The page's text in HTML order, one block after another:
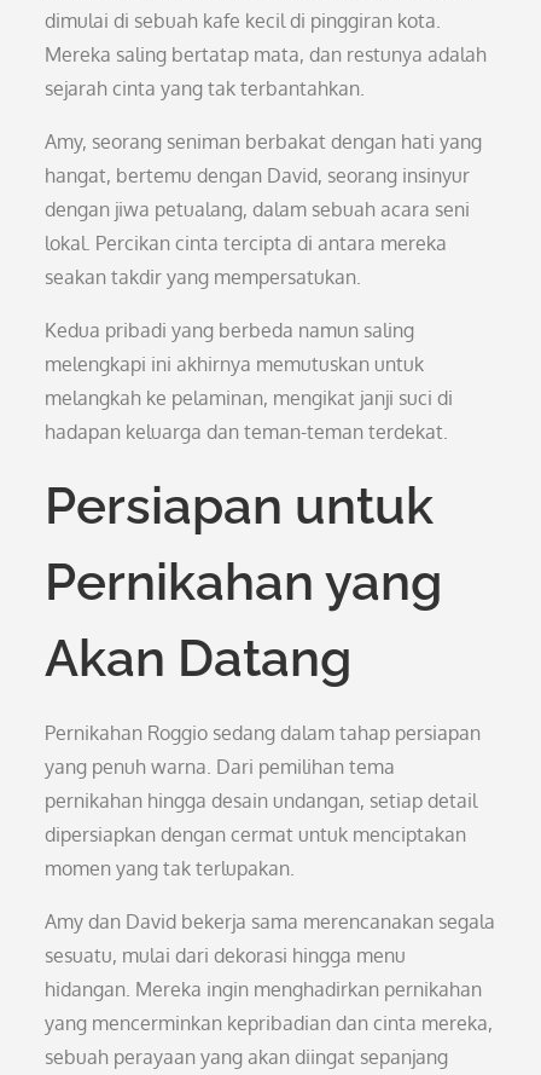
dimulai di sebuah kafe kecil di pinggiran kota.
Mereka saling bertatap mata, dan restunya adalah
sejarah cinta yang tak terbantahkan.
Amy, seorang seniman berbakat dengan hati yang
hangat, bertemu dengan David, seorang insinyur
dengan jiwa petualang, dalam sebuah acara seni
lokal. Percikan cinta tercipta di antara mereka
seakan takdir yang mempersatukan.
Kedua pribadi yang berbeda namun saling
melengkapi ini akhirnya memutuskan untuk
melangkah ke pelaminan, mengikat janji suci di
hadapan keluarga dan teman-teman terdekat.
Persiapan untuk
Pernikahan yang
Akan Datang
Pernikahan Roggio sedang dalam tahap persiapan
yang penuh warna. Dari pemilihan tema
pernikahan hingga desain undangan, setiap detail
dipersiapkan dengan cermat untuk menciptakan
momen yang tak terlupakan.
Amy dan David bekerja sama merencanakan segala
sesuatu, mulai dari dekorasi hingga menu
hidangan. Mereka ingin menghadirkan pernikahan
yang mencerminkan kepribadian dan cinta mereka,
sebuah perayaan yang akan diingat sepanjang